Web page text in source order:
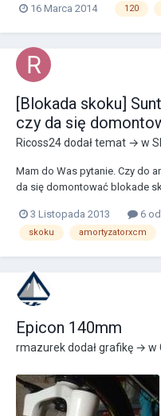
internecie czytałem że chyba
16 Marca 2014 120
[Blokada skoku]
czy da się
Ricoss24dodał temat → w
Mam do Was pytanie. Czy do
da się domontować blokade
amortyzatorze. Jeszcze jedno
takiego, nie wiem jak się to
3 Listopada 2013 6
skoku amortyzatorxcm
Epicon 140mm
rmazurekdodał grafikę → w